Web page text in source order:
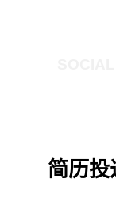
简历